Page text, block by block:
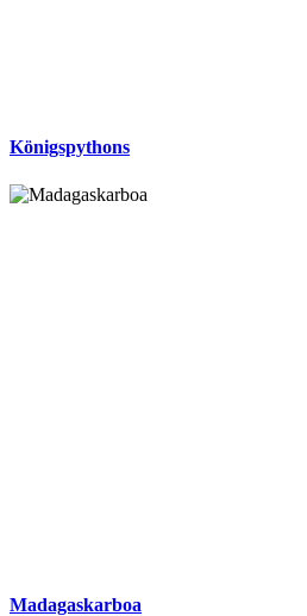
Königspythons
Madagaskarboa